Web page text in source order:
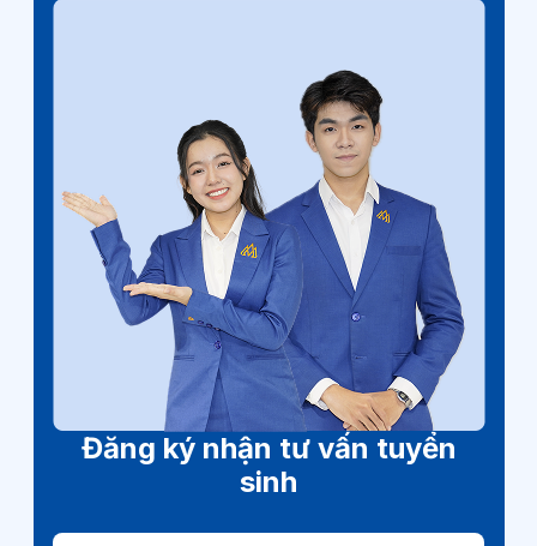
Đăng ký nhận tư vấn tuyển
sinh